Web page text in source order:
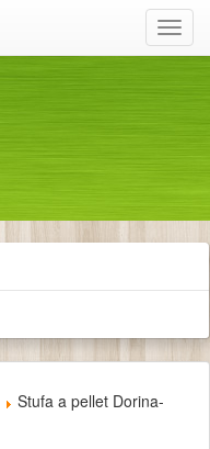
Stufa a pellet Dorina-